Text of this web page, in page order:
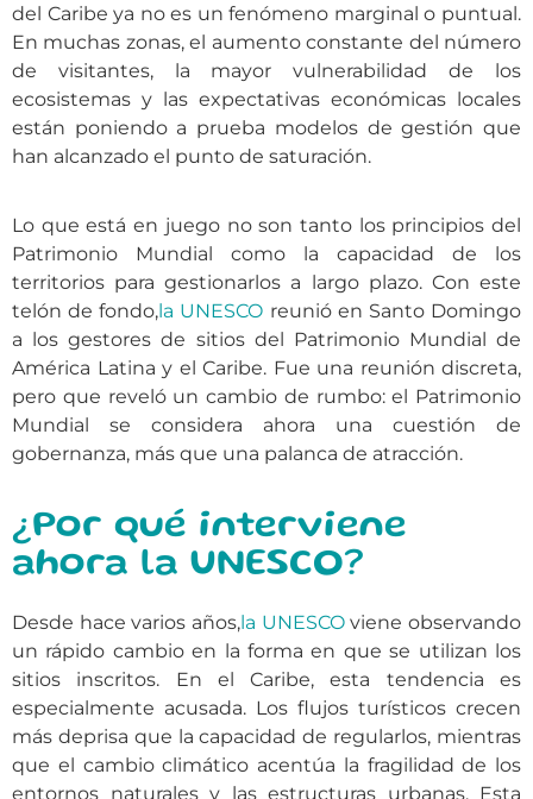
del Caribe ya no es un fenómeno marginal o puntual.
En muchas zonas, el aumento constante del número
de visitantes, la mayor vulnerabilidad de los
ecosistemas y las expectativas económicas locales
están poniendo a prueba modelos de gestión que
han alcanzado el punto de saturación.
Lo que está en juego no son tanto los principios del
Patrimonio Mundial como la capacidad de los
territorios para gestionarlos a largo plazo. Con este
telón de fondo,la UNESCO reunió en Santo Domingo
a los gestores de sitios del Patrimonio Mundial de
América Latina y el Caribe. Fue una reunión discreta,
pero que reveló un cambio de rumbo: el Patrimonio
Mundial se considera ahora una cuestión de
gobernanza, más que una palanca de atracción.
¿Por qué interviene
ahora la UNESCO?
Desde hace varios años, la UNESCOviene observando
un rápido cambio en la forma en que se utilizan los
sitios inscritos. En el Caribe, esta tendencia es
especialmente acusada. Los flujos turísticos crecen
más deprisa que la capacidad de regularlos, mientras
que el cambio climático acentúa la fragilidad de los
entornos naturales y las estructuras urbanas. Esta